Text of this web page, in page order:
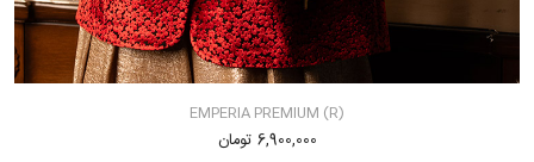
EMPERIA PREMIUM (R)
6,900,000 تومان